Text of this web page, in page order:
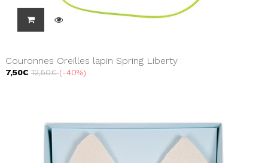
Couronnes Oreilles lapin Spring Liberty
7,50€ 12,50€ -40%